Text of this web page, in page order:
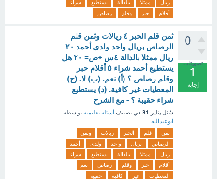
ريال
ممثلا بالدالة يستطيع
شراء
أقلام
حبر وقلم رصاص
0
تصويتات
1
إجابة
ثمن قلم الحبر ٤ ريالات وثمن قلم
الرصاص بريال واحد ولدى أحمد ٢٠
ريال ممثلا بالدالة ٤س +ص= ۲۰ هل
يستطيع أحمد شراء ٥ أقلام حبر
وقلم رصاص ؟ (أ) نعم. (ب) لا. (ج)
المعطيات غير كافية. (د) يستطيع
شراء حقيبة ؟ - مع الشرح
سُئل يناير 31 في تصنيف أسئلة تعليمية بواسطة
ابوعبدالله
ثمن قلم الحبر ريالات
وثمن
الرصاص
بريال واحد ولدى
أحمد
ريال
ممثلا بالدالة يستطيع
شراء
أقلام
حبر وقلم رصاص
نعم
المعطيات
غير كافية حقيبة